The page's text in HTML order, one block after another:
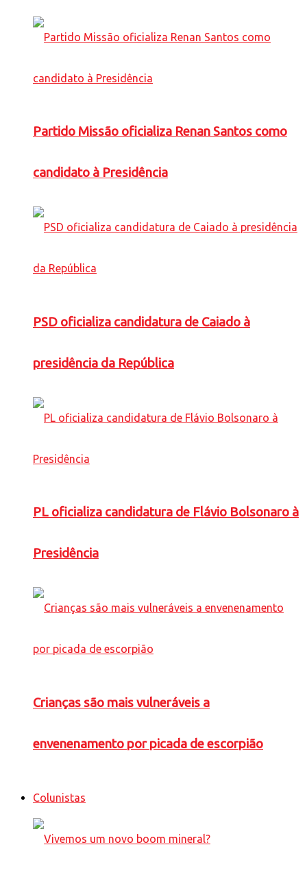
Partido Missão oficializa Renan Santos como
candidato à Presidência
PSD oficializa candidatura de Caiado à
presidência da República
PL oficializa candidatura de Flávio Bolsonaro à
Presidência
Crianças são mais vulneráveis a
envenenamento por picada de escorpião
Colunistas